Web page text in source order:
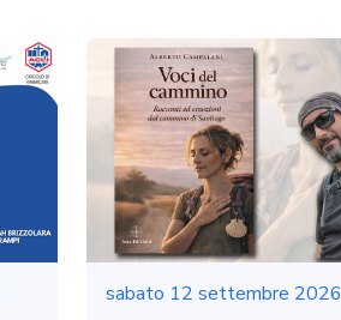
sabato 12 settembre 2026